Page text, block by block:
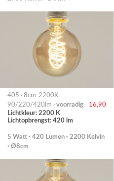
405 · 8cm-2200K
90/220/420lm · voorradig
16,90
Lichtkleur: 2200 K
Lichtopbrengst: 420 lm
5 Watt · 420 Lumen · 2200 Kelvin
· Ø8cm